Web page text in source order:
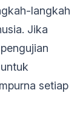
langkah
Jika
setiap